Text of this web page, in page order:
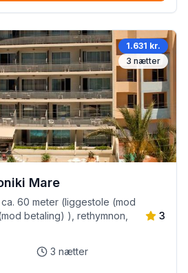
1.631 kr.
3 nætter
Mare
60 meter (liggestole (mod
betaling) ), rethymnon,
3
3 nætter